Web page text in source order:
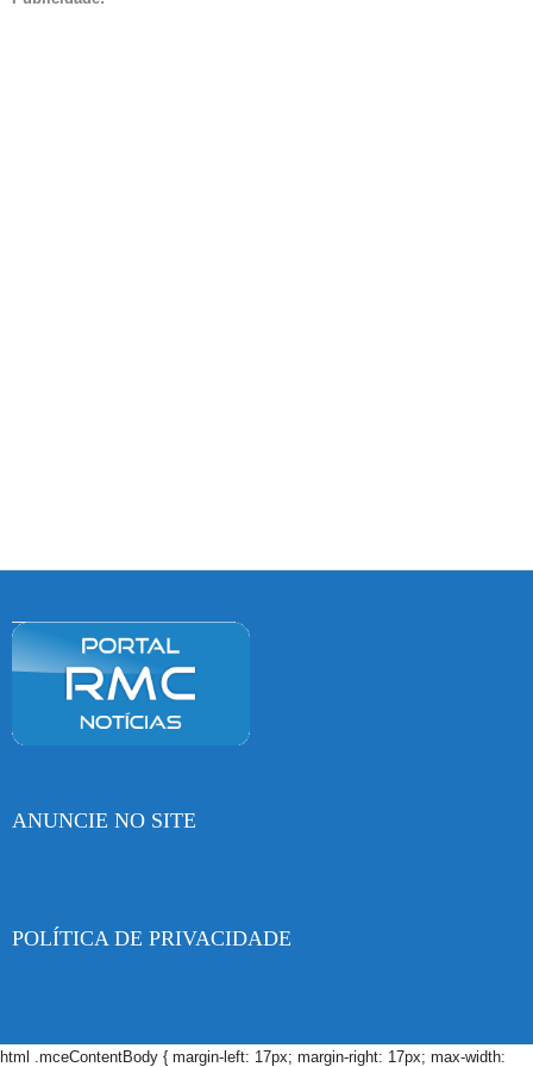
ANUNCIE NO SITE
POLÍTICA DE PRIVACIDADE
html .mceContentBody { margin-left: 17px; margin-right: 17px; max-width: